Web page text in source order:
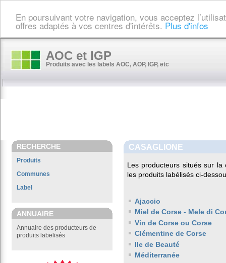
En poursuivant votre navigation, vous acceptez
offres adaptés à vos centres d'intérêts. Plus d'infos
AOC et IGP
Produits avec les labels AOC, AOP, IGP, etc
RECHERCHE
Produits
Communes
Label
ANNUAIRE
Annuaire des producteurs de
produits labelisés
CASAGLIONE
Les producteurs situés sur
les produits labélisés ci-
Ajaccio
Miel de Corse - Mele di
Vin de Corse ou Corse
Clémentine de Corse
Ile de Beauté
Méditerranée